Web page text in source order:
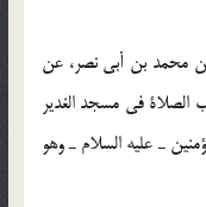
محمد بن أبی نصر، عن
الصلاة فی مسجد الغدیر
ـ علیه السلام ـ وهو